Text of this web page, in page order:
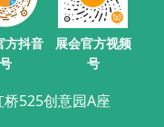
方抖音
号
展会官方视频
号
525创意园A座